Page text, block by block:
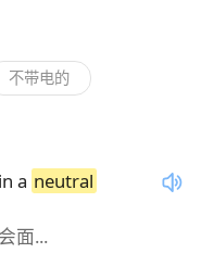
不带电的
a neutral
面...